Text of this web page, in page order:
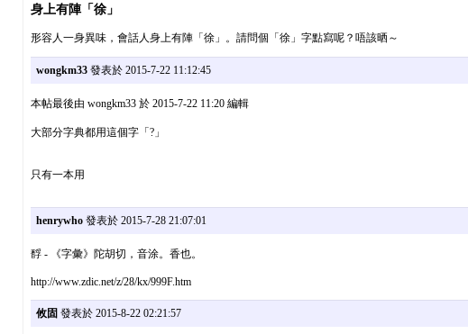
身上有陣「徐」
形容人一身異味，會話人身上有陣「徐」。請問個「徐」字點寫呢？唔該晒～
wongkm33發表於 2015-7-22 11:12:45
本帖最後由 wongkm33 於 2015-7-22 11:20 編輯
大部分字典都用這個字「?」
只有一本用
henrywho發表於 2015-7-28 21:07:01
馟 - 《字彙》陀胡切，音涂。香也。
http://www.zdic.net/z/28/kx/999F.htm
攸固 發表於 2015-8-22 02:21:57